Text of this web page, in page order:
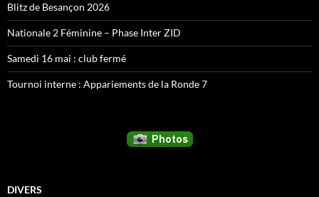
Blitz de Besançon 2026
Nationale 2 Féminine – Phase Inter ZID
Samedi 16 mai : club fermé
Tournoi interne : Appariements de la Ronde 7
DIVERS